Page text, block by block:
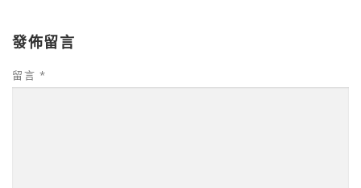
發佈留言
留言 *